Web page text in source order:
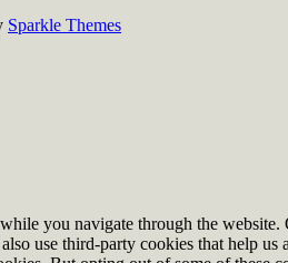
Sparkle Themes
you navigate through the
use third-party cookies that help